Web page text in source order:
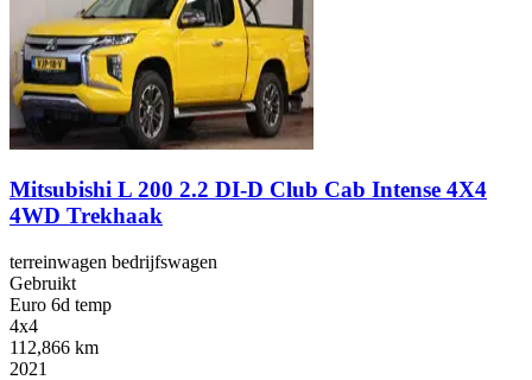
Mitsubishi L 200 2.2 DI-D Club Cab Intense 4X4
4WD Trekhaak
terreinwagen bedrijfswagen
Gebruikt
Euro 6d temp
4x4
112,866 km
2021